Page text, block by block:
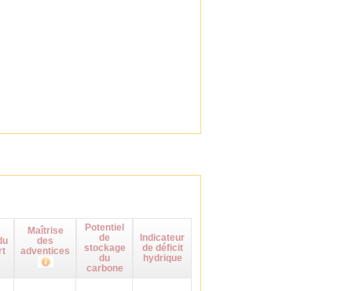
Maîtrise
des
adventices
Potentiel
de
stockage
du
carbone
Indicateur
de déficit
hydrique